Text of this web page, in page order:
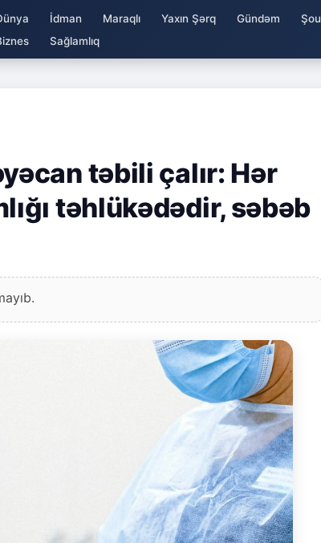
İdman Maraqlı Yaxın Şərq Gündəm Şou
Sağlamlıq
təbili çalır: Hər
təhlükədədir, səbəb